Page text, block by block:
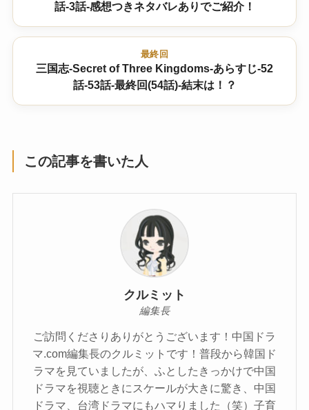
話-3話-感想つきネタバレありでご紹介！
最終回
三国志-Secret of Three Kingdoms-あらすじ-52
話-53話-最終回(54話)-結末は！？
この記事を書いた人
クルミット
編集長
ご訪問くださりありがとうございます！中国ドラ
マ.com編集長のクルミットです！普段から韓国ド
ラマを見ていましたが、ふとしたきっかけで中国
ドラマを視聴ときにスケールが大きに驚き、中国
ドラマ、台湾ドラマにもハマりました（笑）子育